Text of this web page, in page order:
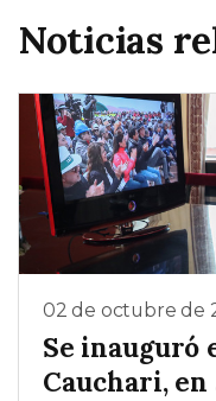
Noticias
02 de octubre de
Se inauguró
Cauchari, en